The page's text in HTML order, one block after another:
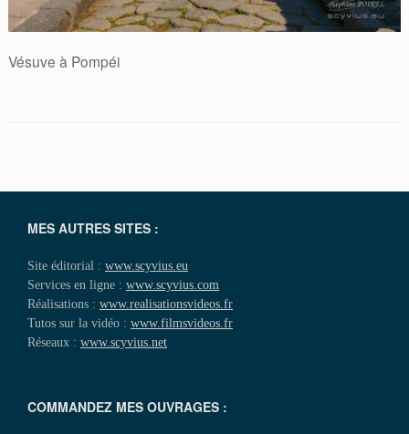
Vésuve à Pompéi
MES AUTRES SITES :
Site éditorial : www.scyvius.eu
Services en ligne : www.scyvius.com
Réalisations : www.realisationsvideos.fr
Tutos sur la vidéo : www.filmsvideos.fr
Réseaux : www.scyvius.net
COMMANDEZ MES OUVRAGES :